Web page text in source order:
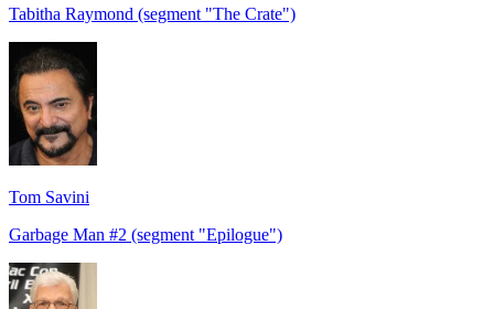
Tabitha Raymond (segment "The Crate")
Tom Savini
Garbage Man #2 (segment "Epilogue")